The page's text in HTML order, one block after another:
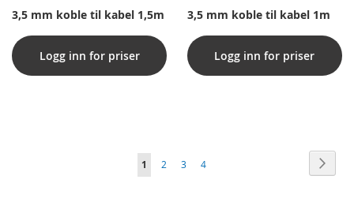
3,5 mm koble til kabel 1,5m
Logg inn for priser
3,5 mm koble til kabel 1m
Logg inn for priser
You're
1 Side
2 Side
3 Side
4